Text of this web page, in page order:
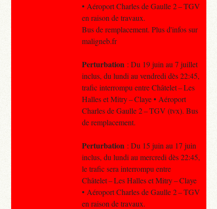
• Aéroport Charles de Gaulle 2 – TGV
en raison de travaux.
Bus de remplacement. Plus d'infos sur
maligneb.fr
Perturbation : Du 19 juin au 7 juillet
inclus, du lundi au vendredi dès 22:45,
trafic interrompu entre Châtelet – Les
Halles et Mitry – Claye • Aéroport
Charles de Gaulle 2 – TGV (tvx). Bus
de remplacement.
Perturbation : Du 15 juin au 17 juin
inclus, du lundi au mercredi dès 22:45,
le trafic sera interrompu entre
Châtelet – Les Halles et Mitry – Claye
• Aéroport Charles de Gaulle 2 – TGV
en raison de travaux.